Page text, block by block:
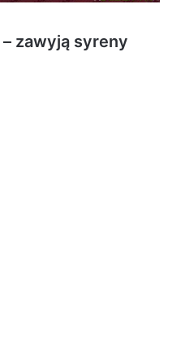
– zawyją syreny